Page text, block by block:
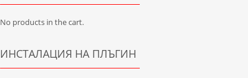
No products in the cart.
ИНСТАЛАЦИЯ НА ПЛЪГИН